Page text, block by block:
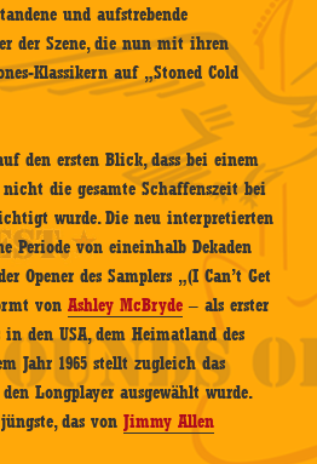
und aufstrebende
der Szene, die nun mit ihren
Klassikern auf „Stoned Cold
den ersten Blick, dass bei einem
die gesamte Schaffenszeit bei
wurde. Die neu interpretierten
Periode von eineinhalb Dekaden
Opener des Samplers „(I Can’t Get
vonAshley McBryde – als erster
den USA, dem Heimatland des
Jahr 1965 stellt zugleich das
Longplayer ausgewählt wurde.
jüngste, das vonJimmy Allen